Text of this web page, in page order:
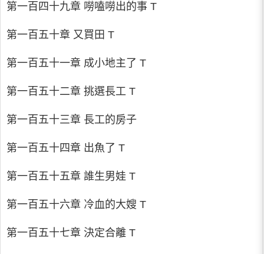
第一百四十九章 嘮嗑嘮出的事 T
第一百五十章 又買田 T
第一百五十一章 成小地主了 T
第一百五十二章 挑選長工 T
第一百五十三章 長工的房子
第一百五十四章 出魚了 T
第一百五十五章 誰生男娃 T
第一百五十六章 冷血的大嫂 T
第一百五十七章 決定合離 T